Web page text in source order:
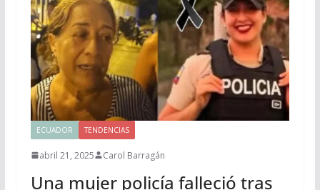
ECUADOR TENDENCIAS
abril 21, 2025 Carol Barragán
Una mujer policía falleció tras